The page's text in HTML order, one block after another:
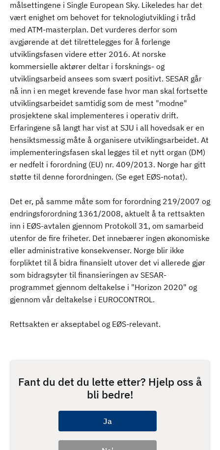
målsettingene i Single European Sky. Likeledes har det
vært enighet om behovet for teknologiutvikling i tråd
med ATM-masterplan. Det vurderes derfor som
avgjørende at det tilrettelegges for å forlenge
utviklingsfasen videre etter 2016. At norske
kommersielle aktører deltar i forsknings- og
utviklingsarbeid ansees som svært positivt. SESAR går
nå inn i en meget krevende fase hvor man skal fortsette
utviklingsarbeidet samtidig som de mest "modne"
prosjektene skal implementeres i operativ drift.
Erfaringene så langt har vist at SJU i all hovedsak er en
hensiktsmessig måte å organisere utviklingsarbeidet. At
implementeringsfasen skal legges til et nytt organ (DM)
er nedfelt i forordning (EU) nr. 409/2013. Norge har gitt
støtte til denne forordningen. (Se eget EØS-notat).
Det er, på samme måte som for forordning 219/2007 og
endringsforordning 1361/2008, aktuelt å ta rettsakten
inn i EØS-avtalen gjennom Protokoll 31, om samarbeid
utenfor de fire friheter. Det innebærer ingen økonomiske
eller administrative konsekvenser. Norge blir ikke
forpliktet til å bidra finansielt utover det vi allerede gjør
som bidragsyter til finansieringen av SESAR-
programmet gjennom deltakelse i "Horizon 2020" og
gjennom vår deltakelse i EUROCONTROL.
Rettsakten er akseptabel og EØS-relevant.
Fant du det du lette etter? Hjelp oss å
bli bedre!